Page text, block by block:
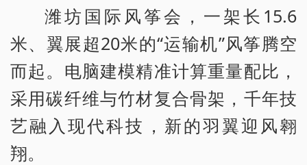
潍坊国际风筝会，一架长15.6
米、翼展超20米的“运输机”风筝腾空
而起。电脑建模精准计算重量配比，
采用碳纤维与竹材复合骨架，千年技
艺融入现代科技，新的羽翼迎风翱
翔。